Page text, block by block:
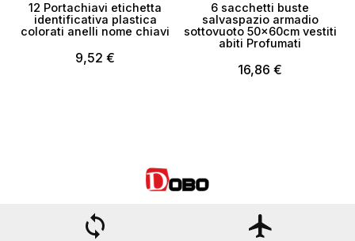
12 Portachiavi etichetta
identificativa plastica
colorati anelli nome chiavi
9,52 €
6 sacchetti buste
salvaspazio armadio
sottovuoto 50x60cm vestiti
abiti Profumati
16,86 €
loop flight